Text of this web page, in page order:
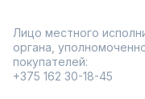
Лицо местного
органа,
покупателей:
+375 162 30-18-45